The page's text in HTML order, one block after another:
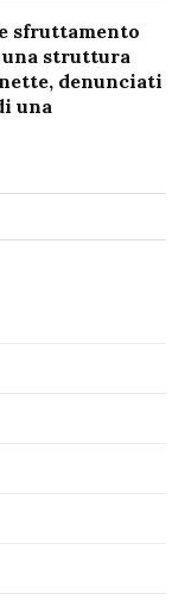
sfruttamento
struttura
denunciati
una